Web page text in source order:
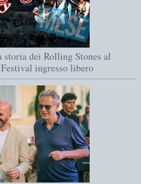
storia dei Rolling Stones al
ingresso libero